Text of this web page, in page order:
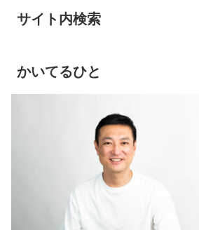
サイト内検索
かいてるひと